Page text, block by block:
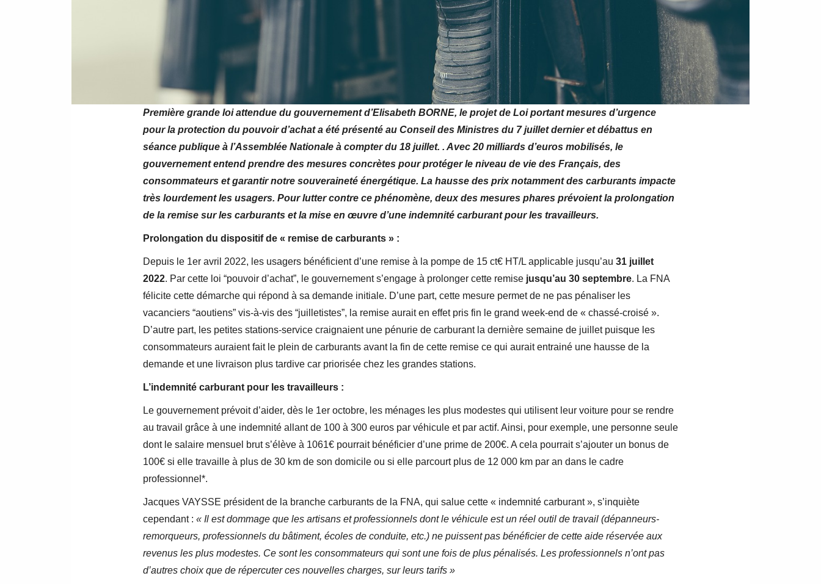
Première grande loi attendue du gouvernement d’Elisabeth BORNE, le projet de Loi portant mesures d’urgence
pour la protection du pouvoir d’achat a été présenté au Conseil des Ministres du 7 juillet dernier et débattus en
séance publique à l’Assemblée Nationale à compter du 18 juillet. . Avec 20 milliards d’euros mobilisés, le
gouvernement entend prendre des mesures concrètes pour protéger le niveau de vie des Français, des
consommateurs et garantir notre souveraineté énergétique. La hausse des prix notamment des carburants impacte
très lourdement les usagers. Pour lutter contre ce phénomène, deux des mesures phares prévoient la prolongation
de la remise sur les carburants et la mise en œuvre d’une indemnité carburant pour les travailleurs.
Prolongation du dispositif de « remise de carburants » :
Depuis le 1er avril 2022, les usagers bénéficient d’une remise à la pompe de 15 ct€ HT/L applicable jusqu’au 31 juillet
2022. Par cette loi “pouvoir d’achat”, le gouvernement s’engage à prolonger cette remise jusqu’au 30 septembre. La FNA
félicite cette démarche qui répond à sa demande initiale. D’une part, cette mesure permet de ne pas pénaliser les
vacanciers “aoutiens” vis-à-vis des “juilletistes”, la remise aurait en effet pris fin le grand week-end de « chassé-croisé ».
D’autre part, les petites stations-service craignaient une pénurie de carburant la dernière semaine de juillet puisque les
consommateurs auraient fait le plein de carburants avant la fin de cette remise ce qui aurait entrainé une hausse de la
demande et une livraison plus tardive car priorisée chez les grandes stations.
L’indemnité carburant pour les travailleurs :
Le gouvernement prévoit d’aider, dès le 1er octobre, les ménages les plus modestes qui utilisent leur voiture pour se rendre
au travail grâce à une indemnité allant de 100 à 300 euros par véhicule et par actif. Ainsi, pour exemple, une personne seule
dont le salaire mensuel brut s’élève à 1061€ pourrait bénéficier d’une prime de 200€. A cela pourrait s’ajouter un bonus de
100€ si elle travaille à plus de 30 km de son domicile ou si elle parcourt plus de 12 000 km par an dans le cadre
professionnel*.
Jacques VAYSSE président de la branche carburants de la FNA, qui salue cette « indemnité carburant », s’inquiète
cependant : « Il est dommage que les artisans et professionnels dont le véhicule est un réel outil de travail (dépanneurs-
remorqueurs, professionnels du bâtiment, écoles de conduite, etc.) ne puissent pas bénéficier de cette aide réservée aux
revenus les plus modestes. Ce sont les consommateurs qui sont une fois de plus pénalisés. Les professionnels n’ont pas
d’autres choix que de répercuter ces nouvelles charges, sur leurs tarifs »